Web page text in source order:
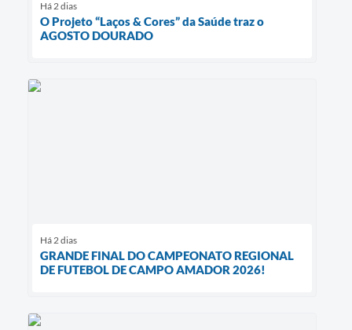
Há 2 dias
O Projeto “Laços & Cores” da Saúde traz o
AGOSTO DOURADO
Há 2 dias
GRANDE FINAL DO CAMPEONATO REGIONAL
DE FUTEBOL DE CAMPO AMADOR 2026!